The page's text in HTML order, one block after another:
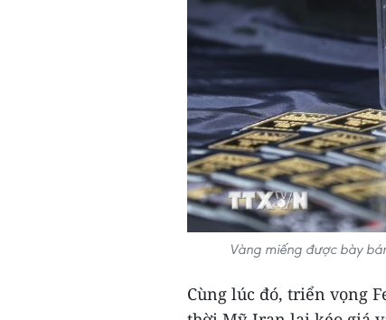
Vàng miếng được bày
Cùng lúc đó, triển vọng